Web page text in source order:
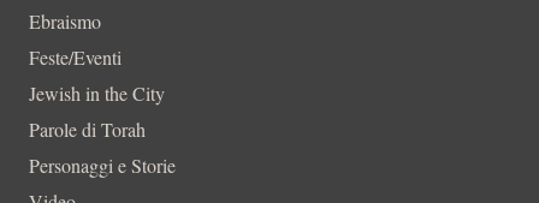
Ebraismo
Feste/Eventi
Jewish in the City
Parole di Torah
Personaggi e Storie